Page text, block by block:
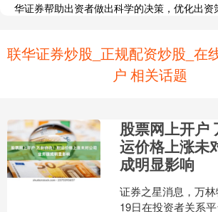
华证券帮助出资者做出科学的决策，优化出资
联华证券炒股_正规配资炒股_在
户 相关话题
股票网上开户
运价格上涨未
成明显影响
证券之星消息，万
19日在投资者关系